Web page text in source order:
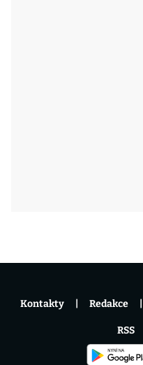
Kontakty Redakce
RSS